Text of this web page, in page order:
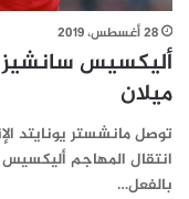
28 أغسطس، 2019
أليكسيس سانشيز
ميلان
توصل مانشستر يونايتد
انتقال المهاجم أليكسيس
بالفعل…